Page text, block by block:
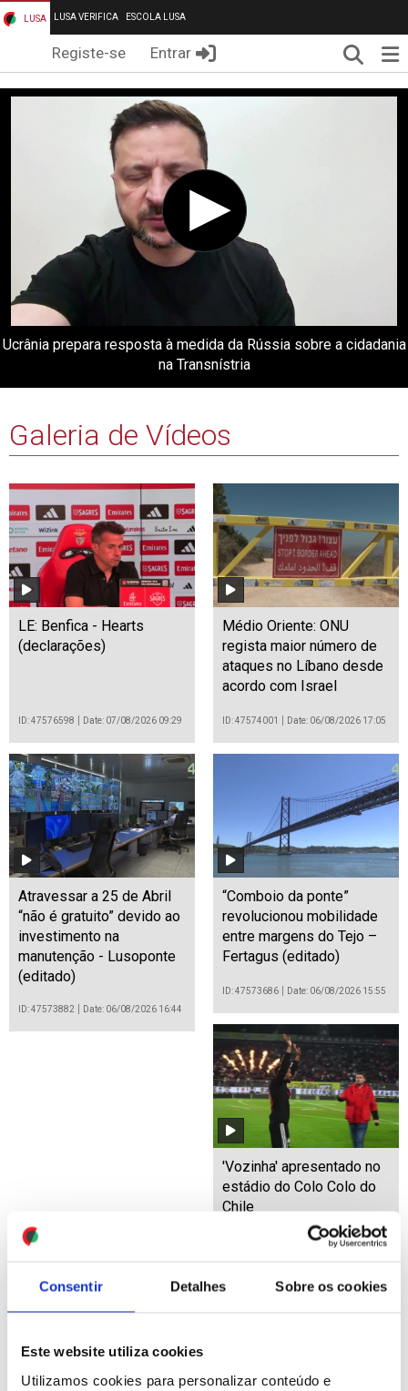
Consentir Detalhes Sobre os cookies
Este website utiliza cookies
Utilizamos cookies para personalizar conteúdo e
LUSA LUSA VERIFICA ESCOLA LUSA
Registe-se Entrar
Ucrânia prepara resposta à medida da Rússia sobre a cidadania
na Transnístria
Galeria de Vídeos
LE: Benfica - Hearts
(declarações)
ID: 47576598 Date: 07/08/2026 09:29
Médio Oriente: ONU
regista maior número de
ataques no Líbano desde
acordo com Israel
ID: 47574001 Date: 06/08/2026 17:05
Atravessar a 25 de Abril
“não é gratuito” devido ao
investimento na
manutenção - Lusoponte
(editado)
ID: 47573882 Date: 06/08/2026 16:44
“Comboio da ponte”
revolucionou mobilidade
entre margens do Tejo –
Fertagus (editado)
ID: 47573686 Date: 06/08/2026 15:55
'Vozinha' apresentado no
estádio do Colo Colo do
Chile